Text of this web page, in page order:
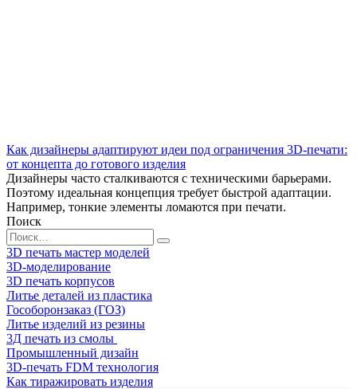
Как дизайнеры адаптируют идеи под ограничения 3D-печати:
от концепта до готового изделия
Дизайнеры часто сталкиваются с техническими барьерами.
Поэтому идеальная концепция требует быстрой адаптации.
Например, тонкие элементы ломаются при печати.
Поиск
Search
for:
3D печать мастер моделей
3D-моделирование
3D печать корпусов
Литье деталей из пластика
Гособоронзаказ (ГОЗ)
Литье изделий из резины
3Д печать из смолы
Промышленный дизайн
3D-печать FDM технология
Как тиражировать изделия